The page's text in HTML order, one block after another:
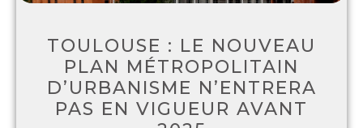
TOULOUSE : LE NOUVEAU
PLAN MÉTROPOLITAIN
D’URBANISME N’ENTRERA
PAS EN VIGUEUR AVANT